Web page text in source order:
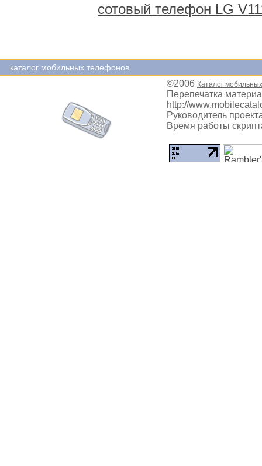
сотовый телефон LG
каталог мобильных телефонов
©2006 Каталог
Перепечатка
http://
Руководитель
Время работы